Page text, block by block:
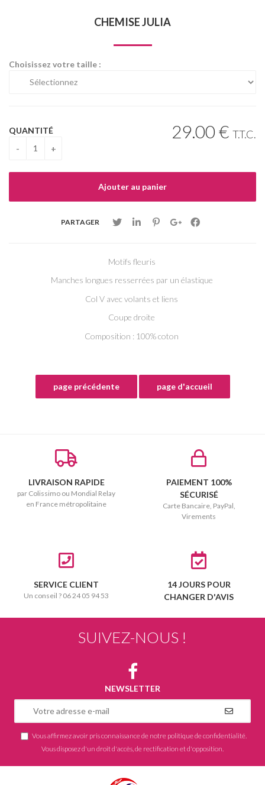
CHEMISE JULIA
Choisissez votre taille :
29.00€ T.T.C.
QUANTITÉ
PARTAGER
Motifs fleuris
Manches longues resserrées par un élastique
Col V avec volants et liens
Coupe droite
Composition : 100% coton
LIVRAISON RAPIDE
par Colissimo ou Mondial Relay
en France métropolitaine
PAIEMENT 100%
SÉCURISÉ
Carte Bancaire, PayPal,
Virements
SERVICE CLIENT
Un conseil ? 06 24 05 94 53
14 JOURS POUR
CHANGER D'AVIS
SUIVEZ-NOUS !
NEWSLETTER
Vous affirmez avoir pris connaissance de notre politique de confidentialité
Vous disposez d'un droit d'accès, de rectification et d'opposition.